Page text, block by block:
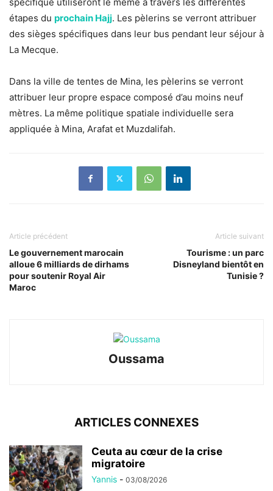
étapes du prochain Hajj. Les pèlerins se verront attribuer
des sièges spécifiques dans leur bus pendant leur séjour à
La Mecque.
Dans la ville de tentes de Mina, les pèlerins se verront
attribuer leur propre espace composé d’au moins neuf
mètres. La même politique spatiale individuelle sera
appliquée à Mina, Arafat et Muzdalifah.
Article précédent
Le gouvernement marocain
alloue 6 milliards de dirhams
pour soutenir Royal Air
Maroc
Article suivant
Tourisme : un parc
Disneyland bientôt en
Tunisie ?
Oussama
ARTICLES CONNEXES
Ceuta au cœur de la crise
migratoire
Yannis - 03/08/2026